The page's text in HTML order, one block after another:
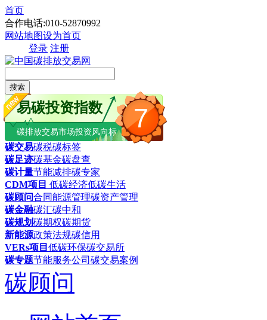
首页
合作电话:010-52870992
网站地图设为首页
登录 注册
搜索
7
易碳投资指数
碳排放交易市场投资风向标
碳交易碳税碳标签
碳足迹碳基金碳盘查
碳计量节能减排碳专家
CDM项目 低碳经济低碳生活
碳顾问合同能源管理碳资产管理
碳金融碳汇碳中和
碳规划碳期权碳期货
新能源政策法规碳信用
VERs项目 低碳环保碳交易所
碳专题节能服务公司 碳交易案例
碳顾问